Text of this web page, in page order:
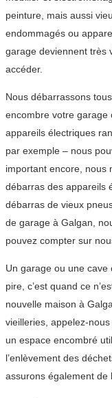
peinture, mais aussi
endommagés ou
garage deviennent très
accéder.
Nous débarrassons
encombre votre garage
appareils électriques
par exemple – nous
important encore, nous
débarras des appareils
débarras de vieux
de garage à Galgan,
pouvez compter sur
Un garage ou une
pire, c’est quand ce
nouvelle maison à
vieilleries, appelez-
un espace encombré
l’enlèvement des
assurons également de